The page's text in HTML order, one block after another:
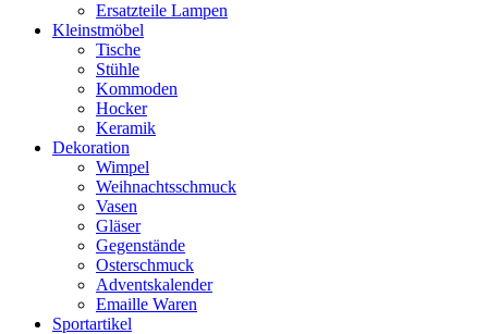
Ersatzteile Lampen
Kleinstmöbel
Tische
Stühle
Kommoden
Hocker
Keramik
Dekoration
Wimpel
Weihnachtsschmuck
Vasen
Gläser
Gegenstände
Osterschmuck
Adventskalender
Emaille Waren
Sportartikel